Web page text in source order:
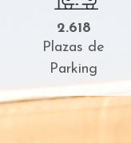
2.618
Plazas de
Parking